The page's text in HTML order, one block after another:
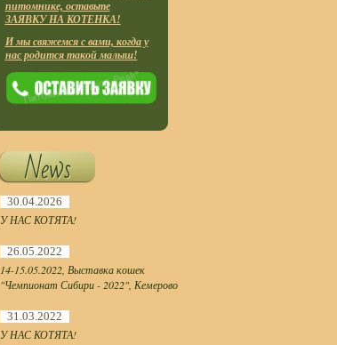
питомнике, оставьте
ЗАЯВКУ НА КОТЕНКА!
И мы свяжемся с вами, когда у
нас родится такой малыш!
30.04.2026
У НАС КОТЯТА!
26.05.2022
14-15.05.2022, Выставка кошек
"Чемпионат Сибири - 2022", Кемерово
31.03.2022
У НАС КОТЯТА!